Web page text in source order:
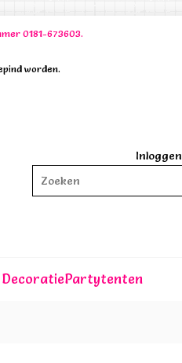
0181-673603.
worden.
Inloggen
Zoeken
Partytenten